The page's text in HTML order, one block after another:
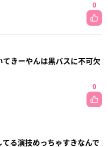
0
きーやんは黒バスに不可欠
0
る演技めっちゃすきなんで